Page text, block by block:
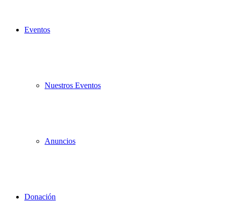
Eventos
Nuestros Eventos
Anuncios
Donación